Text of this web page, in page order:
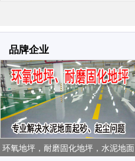
品牌企业
环氧地坪，耐磨固化地坪，水泥地面